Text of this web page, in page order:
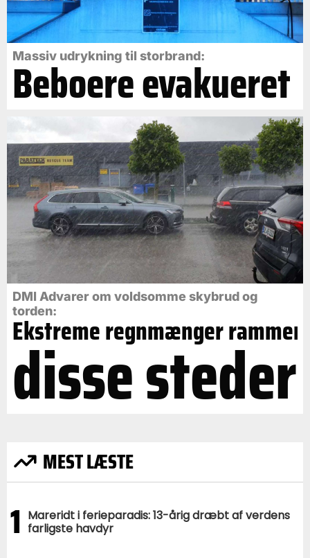
Massiv udrykning til storbrand:
Beboere evakueret
DMI Advarer om voldsomme skybrud og
torden:
Ekstreme regnmænger rammer
disse steder
MEST LÆSTE
1 Mareridt i ferieparadis: 13-årig dræbt af verdens
farligste havdyr